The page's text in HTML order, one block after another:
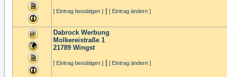
[ Eintrag bestätigen ] [ Eintrag ändern ]
Dabrock Werbung
Molkereistraße 1
21789 Wingst
[ Eintrag bestätigen ] [ Eintrag ändern ]